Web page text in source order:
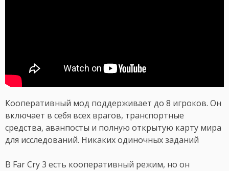
Кооперативный мод поддерживает до 8 игроков. Он
включает в себя всех врагов, транспортные
средства, аванпосты и полную открытую карту мира
для исследований. Никаких одиночных заданий
В Far Cry 3 есть кооперативный режим, но он